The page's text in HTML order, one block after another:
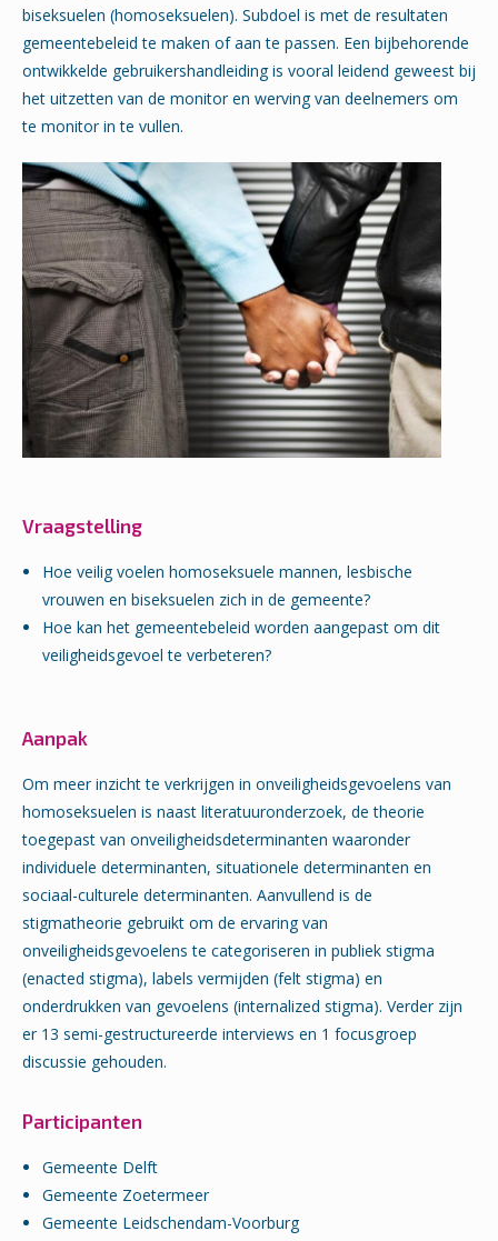
biseksuelen (homoseksuelen). Subdoel is met de resultaten
gemeentebeleid te maken of aan te passen. Een bijbehorende
ontwikkelde gebruikershandleiding is vooral leidend geweest bij
het uitzetten van de monitor en werving van deelnemers om
te monitor in te vullen.
Vraagstelling
Hoe veilig voelen homoseksuele mannen, lesbische
vrouwen en biseksuelen zich in de gemeente?
Hoe kan het gemeentebeleid worden aangepast om dit
veiligheidsgevoel te verbeteren?
Aanpak
Om meer inzicht te verkrijgen in onveiligheidsgevoelens van
homoseksuelen is naast literatuuronderzoek, de theorie
toegepast van onveiligheidsdeterminanten waaronder
individuele determinanten, situationele determinanten en
sociaal-culturele determinanten. Aanvullend is de
stigmatheorie gebruikt om de ervaring van
onveiligheidsgevoelens te categoriseren in publiek stigma
(enacted stigma), labels vermijden (felt stigma) en
onderdrukken van gevoelens (internalized stigma). Verder zijn
er 13 semi-gestructureerde interviews en 1 focusgroep
discussie gehouden.
Participanten
Gemeente Delft
Gemeente Zoetermeer
Gemeente Leidschendam-Voorburg